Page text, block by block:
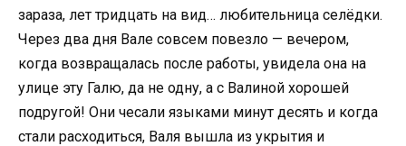
зараза, лет тридцать на вид… любительница селёдки.
Через два дня Вале совсем повезло — вечером,
когда возвращалась после работы, увидела она на
улице эту Галю, да не одну, а с Валиной хорошей
подругой! Они чесали языками минут десять и когда
стали расходиться, Валя вышла из укрытия и